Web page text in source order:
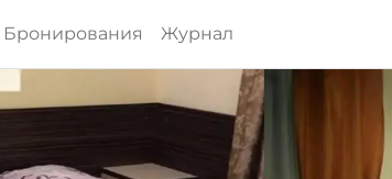
Бронирования Журнал